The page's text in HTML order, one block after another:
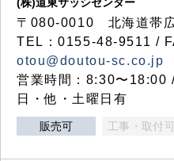
〒080-0010 北海道帯
TEL：0155-48-9511 /
otou@doutou-sc.co.jp
営業時間：8:30〜18:00
日・他・土曜日有
販売可 工事・取付可